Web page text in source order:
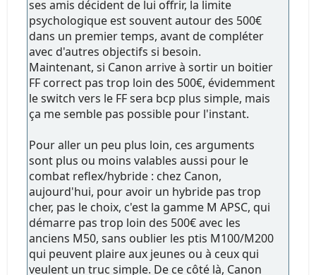
ses amis décident de lui offrir, la limite
psychologique est souvent autour des 500€
dans un premier temps, avant de compléter
avec d'autres objectifs si besoin.
Maintenant, si Canon arrive à sortir un boitier
FF correct pas trop loin des 500€, évidemment
le switch vers le FF sera bcp plus simple, mais
ça me semble pas possible pour l'instant.
Pour aller un peu plus loin, ces arguments
sont plus ou moins valables aussi pour le
combat reflex/hybride : chez Canon,
aujourd'hui, pour avoir un hybride pas trop
cher, pas le choix, c'est la gamme M APSC, qui
démarre pas trop loin des 500€ avec les
anciens M50, sans oublier les ptis M100/M200
qui peuvent plaire aux jeunes ou à ceux qui
veulent un truc simple. De ce côté là, Canon